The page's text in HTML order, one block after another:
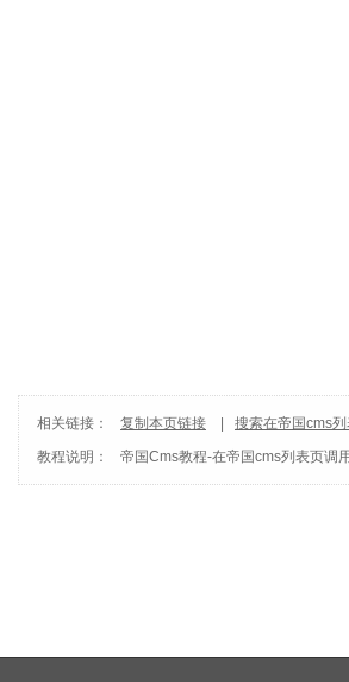
相关链接： 复制本页链接
搜索在帝国cms
教程说明：
帝国Cms教程-在帝国cms列表页调